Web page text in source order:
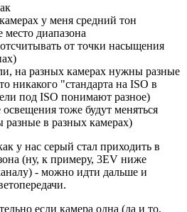
у меня средний тон
диапазона
от точки насыщения
на разных камерах нужны разные
никакого "стандарта на ISO в
под ISO понимают разное)
тоже будут меняться
разные в разных камерах)
у нас серый стал приходить в
(ну, к примеру, 3EV ниже
- можно идти дальше и
если камера одна (да и то,